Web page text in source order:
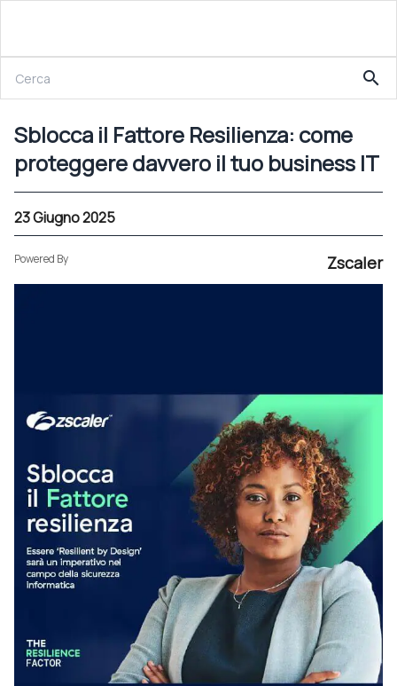
Sblocca il Fattore Resilienza: come proteggere davvero il tuo business IT
search
Sblocca il Fattore Resilienza: come
proteggere davvero il tuo business IT
23 Giugno 2025
Powered By Zscaler